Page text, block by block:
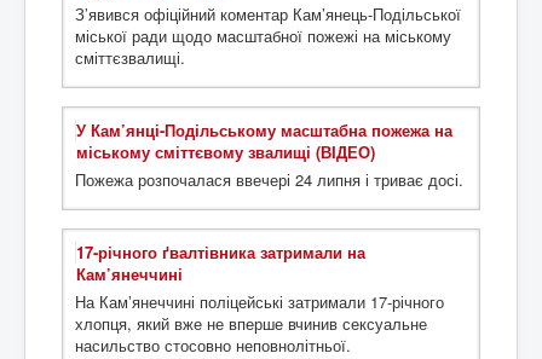
З’явився офіційний коментар Кам’янець-Подільської
міської ради щодо масштабної пожежі на міському
сміттєзвалищі.
У Кам’янці-Подільському масштабна пожежа на
міському сміттєвому звалищі (ВІДЕО)
Пожежа розпочалася ввечері 24 липня і триває досі.
17-річного ґвалтівника затримали на
Кам’янеччині
На Камʼянеччині поліцейські затримали 17-річного
хлопця, який вже не вперше вчинив сексуальне
насильство стосовно неповнолітньої.